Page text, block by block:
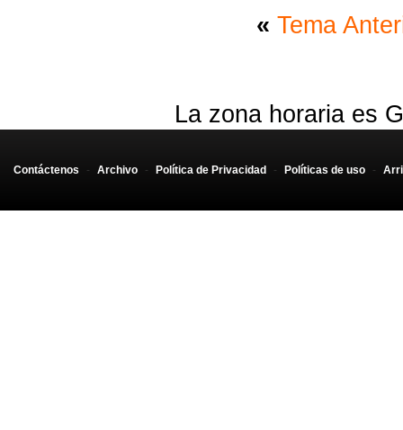
« Tema
La zona horaria es
Contáctenos - Archivo - Política de Privacidad - Políticas de uso -